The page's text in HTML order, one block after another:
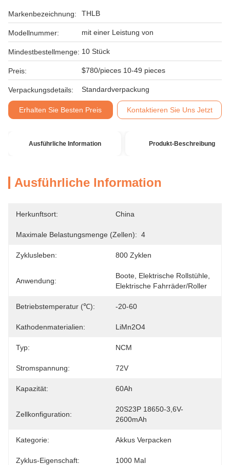
Markenbezeichnung: THLB
Modellnummer: mit einer Leistung von
Mindestbestellmenge: 10 Stück
Preis: $780/pieces 10-49 pieces
Verpackungsdetails: Standardverpackung
Erhalten Sie Besten Preis Kontaktieren Sie Uns Jetzt
Ausführliche Information Produkt-Beschreibung
Ausführliche Information
Herkunftsort: China
Maximale Belastungsmenge (zellen): 4
Zyklusleben: 800 Zyklen
Anwendung:
Boote, Elektrische Rollstühle,
Elektrische Fahrräder/Roller
Betriebstemperatur (℃): -20-60
Kathodenmaterialien: LiMn2O4
Typ: NCM
Stromspannung: 72V
Kapazität: 60Ah
Zellkonfiguration:
20S23P 18650-3,6V-
2600mAh
Kategorie: Akkus Verpacken
Zyklus-Eigenschaft: 1000 Mal